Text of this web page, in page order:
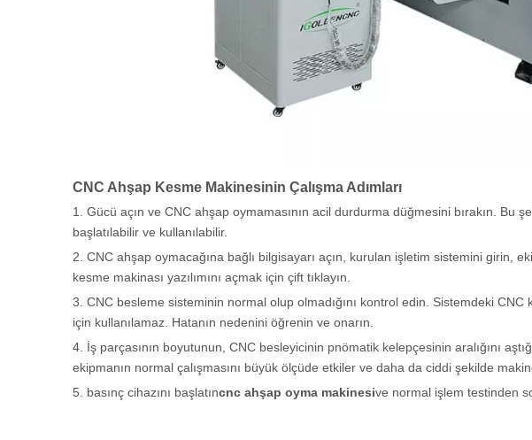
CNC Ahşap Kesme Makinesinin Çalışma Adımları
1. Gücü açın ve CNC ahşap oymamasının acil durdurma düğmesini bırakın. Bu
başlatılabilir ve kullanılabilir.
2. CNC ahşap oymacağına bağlı bilgisayarı açın, kurulan işletim sistemini girin,
kesme makinası yazılımını açmak için çift tıklayın.
3. CNC besleme sisteminin normal olup olmadığını kontrol edin. Sistemdeki CNC
için kullanılamaz. Hatanın nedenini öğrenin ve onarın.
4. İş parçasının boyutunun, CNC besleyicinin pnömatik kelepçesinin aralığını
ekipmanın normal çalışmasını büyük ölçüde etkiler ve daha da ciddi şekilde
5. basınç cihazını başlatıncnc ahşap oyma makinesive normal işlem testinden